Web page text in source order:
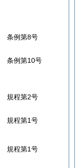
条例第8号
条例第10号
規程第2号
規程第1号
規程第1号